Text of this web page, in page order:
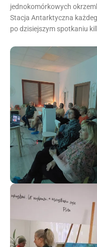
jednokomórkowych
Stacja Antarktyczna
po dzisiejszym spotkaniu